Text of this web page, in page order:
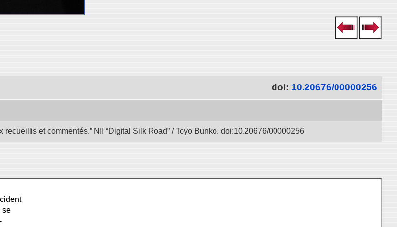
doi: 10.20676/00000256
et commentés.” NII “Digital Silk Road” / Toyo Bunko. doi:10.20676/00000256.
se